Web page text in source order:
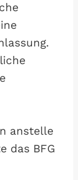
anstelle
das BFG